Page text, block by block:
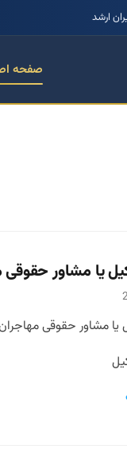
ارشد
صفحه
یا مشاور حقوقی
یا مشاور حقوقی